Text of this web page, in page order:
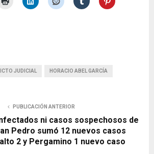
JUDICIAL HORACIO ABEL GARCÍA
PUBLICACIÓN ANTERIOR
ni casos sospechosos de
Pedro sumó 12 nuevos casos
2 y Pergamino 1 nuevo caso